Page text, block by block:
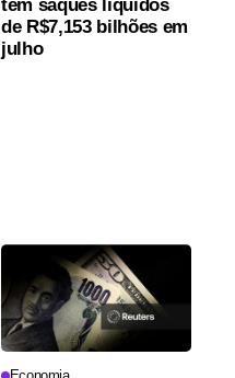
tem saques líquidos
de R$7,153 bilhões em
julho